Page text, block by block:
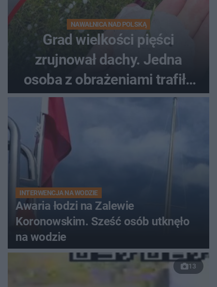
NAWAŁNICA NAD POLSKĄ
Grad wielkości pięści
zrujnował dachy. Jedna
osoba z obrażeniami trafiła
do szpitala
INTERWENCJA NA WODZIE
Awaria łodzi na Zalewie
Koronowskim. Sześć osób utknęło
na wodzie
13